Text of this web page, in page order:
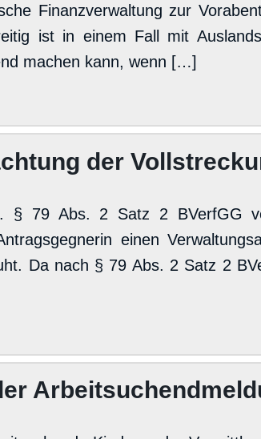
Finanzverwaltung zur
ist in einem Fall mit
machen kann, wenn […]
der
79 Abs. 2 Satz 2 BVerfGG
einen
Da nach § 79 Abs. 2 Satz 2